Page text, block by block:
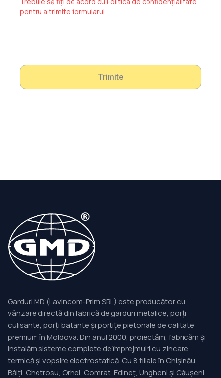
pentru a trimite formularul.
Trimite
Garduri.MD (Lavincom-Prim SRL) este producător cu
vânzare directă din fabrică de garduri metalice, porți
culisante, porți batante și portițe pietonale de calitate
premium în Moldova. Din anul 2000, proiectăm, fabricăm și
instalăm sisteme complete de împrejmuiri cu zincare
termică și vopsire electrostatică. Cu 8 filiale în Chișinău,
Bălți, Chetrosu, Orhei, Comrat, Edineț, Ungheni și Căușeni.